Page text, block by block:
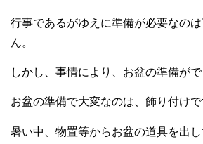
行事であるがゆえに準備が必要なの
ん。
しかし、事情により、お盆の準備がで
お盆の準備で大変なのは、飾り付けで
暑い中、物置等からお盆の道具を出